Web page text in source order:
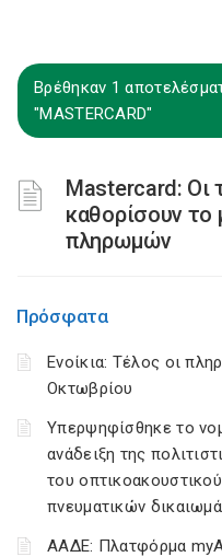
Βρέθηκαν 1
"MASTERCARD"
Mastercard: Οι
καθορίσουν το
πληρωμών
Πρόσφατα
Ενοίκια: Τέλος οι
Οκτωβρίου
Υπερψηφίσθηκε το
ανάδειξη της
του
πνευματικών
ΑΑΔΕ: Πλατφόρμα